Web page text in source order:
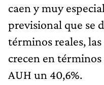
caen y muy
previsional que se
términos reales,
crecen en términos
AUH un 40,6%.